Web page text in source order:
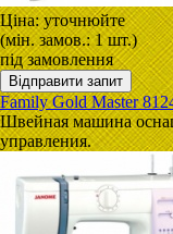
Ціна:уточнюйте
(мін. замов.: 1 шт.)
під замовлення
Family Gold Master
Швейная машина
управления.